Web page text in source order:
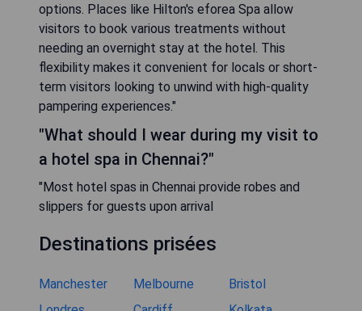
options. Places like Hilton's eforea Spa allow
visitors to book various treatments without
needing an overnight stay at the hotel. This
flexibility makes it convenient for locals or short-
term visitors looking to unwind with high-quality
pampering experiences."
"What should I wear during my visit to
a hotel spa in Chennai?"
"Most hotel spas in Chennai provide robes and
slippers for guests upon arrival
Destinations prisées
Manchester Melbourne
Bristol